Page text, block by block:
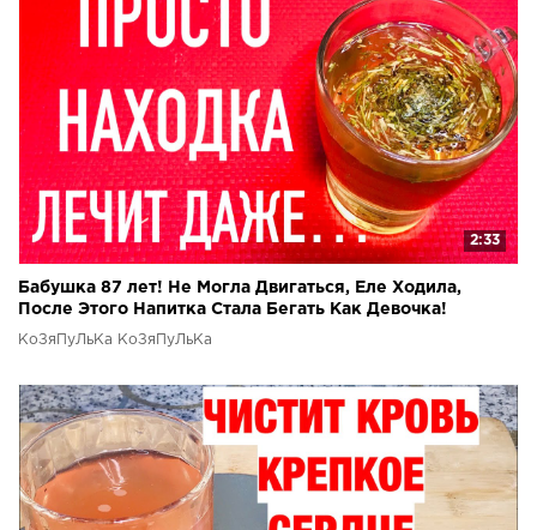
2:33
Бабушка 87 лет! Не Могла Двигаться, Еле Ходила,
После Этого Напитка Стала Бегать Как Девочка!
КоЗяПуЛьКа КоЗяПуЛьКа